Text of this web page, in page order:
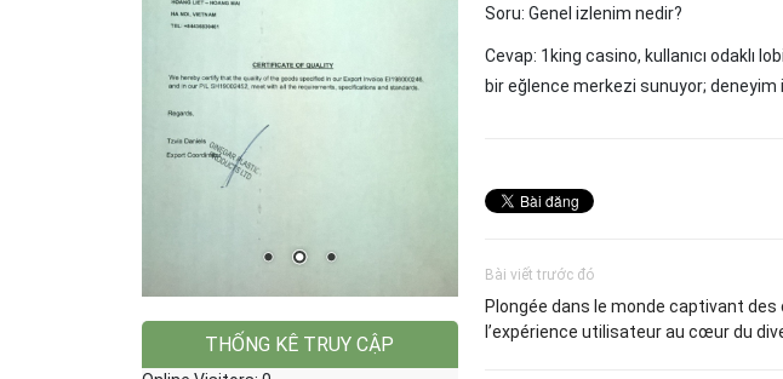
Soru: Genel izlenim nedir?
Cevap: 1king casino, kullanıcı odaklı
bir eğlence merkezi sunuyor;
Bài viết trước đó
Plongée dans le monde captivant des
l’expérience utilisateur au cœur du
THỐNG KÊ TRUY CẬP